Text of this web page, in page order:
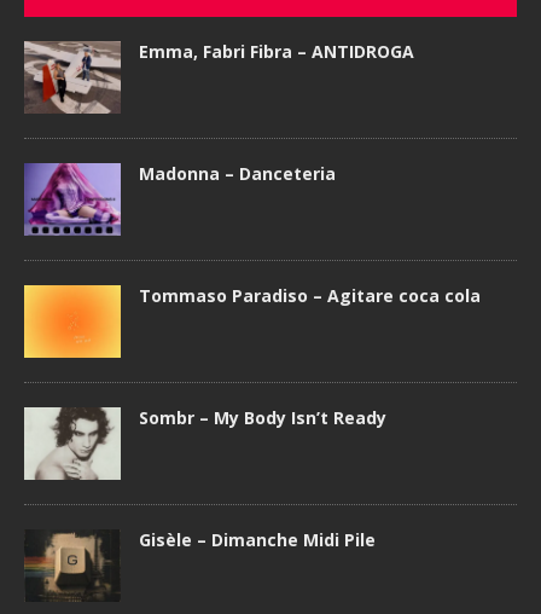
Emma, Fabri Fibra – ANTIDROGA
Madonna – Danceteria
Tommaso Paradiso – Agitare coca cola
Sombr – My Body Isn’t Ready
Gisèle – Dimanche Midi Pile